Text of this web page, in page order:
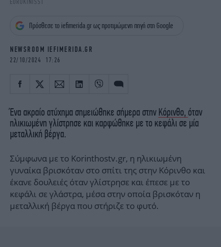
iBOOKS
OSCARS
NEWSLETTER
EUROKINISSI
Πρόσθεσε το iefimerida.gr ως προτιμώμενη πηγή στη Google
NEWSROOM IEFIMERIDA.GR
22/10/2024 17:26
Ένα ακραίο ατύχημα σημειώθηκε σήμερα στην Κόρινθο, όταν
ηλικιωμένη γλίστρησε και καρφώθηκε με το κεφάλι σε μία
μεταλλική βέργα.
Σύμφωνα με το Korinthostv.gr, η ηλικιωμένη
γυναίκα βρισκόταν στο σπίτι της στην Κόρινθο και
έκανε δουλειές όταν γλίστρησε και έπεσε με το
κεφάλι σε γλάστρα, μέσα στην οποία βρισκόταν η
μεταλλική βέργα που στήριζε το φυτό.